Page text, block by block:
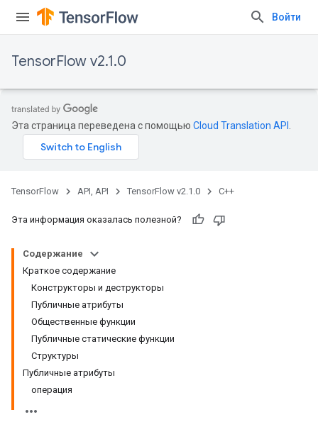
Войти
TensorFlow v2.1.0
Эта страница переведена с помощью Cloud Translation API
TensorFlow API, API TensorFlow v2.1.0 C++
Эта информация оказалась полезной?
Содержание
Краткое содержание
Конструкторы и деструкторы
Публичные атрибуты
Общественные функции
Публичные статические функции
Структуры
Публичные атрибуты
операция